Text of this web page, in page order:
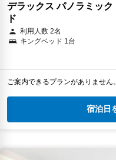
デラックス パノラミッ
ド
利用人数 2名
キングベッド 1台
ご案内できるプランがありません
宿泊日